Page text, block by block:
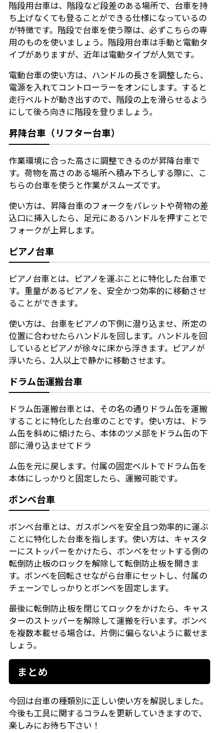
階段用台車は、階段など段差のある場所で、台車を持
ち上げなくても登ることができる仕様になっているの
が特徴です。階段で台車を使う際は、必ずこちらの専
用のものを使いましょう。階段用台車は手動と電動タ
イプがありますが、近年は電動タイプが人気です。
電動台車の使い方は、ハンドルの長さを調整したら、
電源を入れてコントローラーをオンにします。すると
走行ベルトが動き出すので、階段の上を滑らせるよう
にして後ろ向きに階段を登りましょう。
昇降台車（リフター台車）
作業環境に合った高さに調整できるのが昇降台車で
す。荷物を高さのある場所へ積み下ろしする際に、こ
ちらの台車を使うと作業がスムーズです。
使い方は、昇降台車のフォークをパレットや荷物の差
込口に挿入したら、足元にあるハンドルを押すことで
フォークが上昇します。
ピアノ台車
ピアノ台車とは、ピアノを運ぶことに特化した台車で
す。重量があるピアノを、安全かつ効率的に移動させ
ることができます。
使い方は、台車をピアノの下側に潜り込ませ、所定の
位置に合わせたらハンドルを回します。ハンドルを回
しているとピアノが徐々に床から浮きます。ピアノが
浮いたら、2人以上で静かに移動させます。
ドラム缶運搬台車
ドラム缶運搬台車とは、その名の通りドラム缶を運搬
することに特化した台車のことです。使い方は、ドラ
ム缶を斜めに傾けたら、本体のツメ部をドラム缶の下
部に滑り込ませてドラ
ム缶を元に戻します。付属の固定ベルトでドラム缶を
本体にしっかりと固定したら、運搬可能です。
ボンベ台車
ボンベ台車とは、ガスボンベを安全且つ効率的に運ぶ
ことに特化した台車を指します。使い方は、キャスタ
ーにストッパーをかけたら、ボンベをセットする側の
転倒防止板のロックを解除して転倒防止板を開きま
す。ボンベを回転させながら台車にセットし、付属の
チェーンでしっかりとボンベを固定します。
最後に転倒防止板を閉じてロックをかけたら、キャス
ターのストッパーを解除して運搬を行います。ボンベ
を複数本載せる場合は、片側に偏らないように載せま
しょう。
まとめ
今回は台車の種類別に正しい使い方を解説しました。
今後も工具に関するコラムを更新していきますので、
楽しみにお待ち下さい！